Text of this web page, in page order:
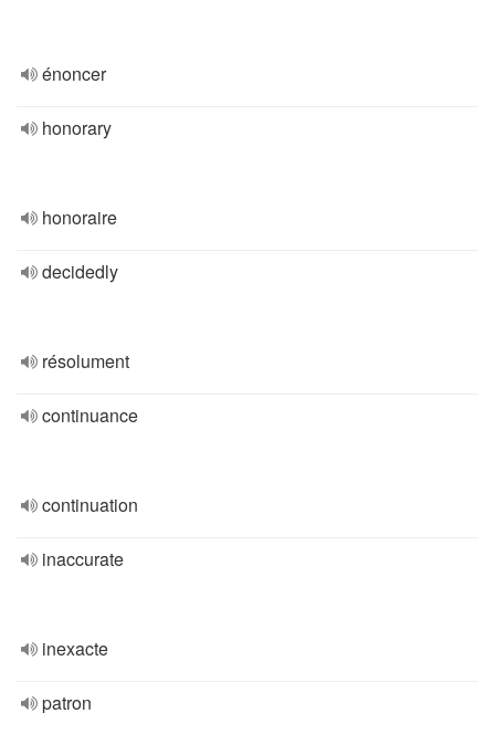
énoncer
honorary
honoraire
decidedly
résolument
continuance
continuation
inaccurate
inexacte
patron